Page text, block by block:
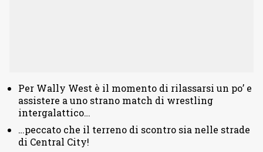
Per Wally West è il momento di rilassarsi un po’ e
assistere a uno strano match di wrestling
intergalattico…
…peccato che il terreno di scontro sia nelle strade
di Central City!